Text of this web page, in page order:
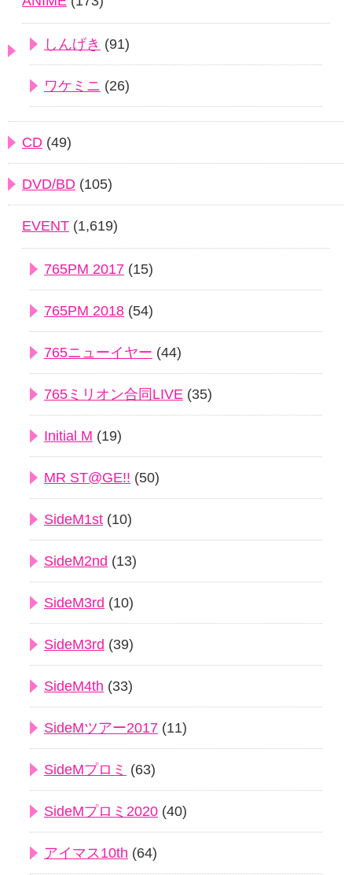
しんげき (91)
ワケミニ (26)
CD (49)
DVD/BD (105)
EVENT (1,619)
765PM 2017 (15)
765PM 2018 (54)
765ニューイヤー (44)
765ミリオン合同LIVE (35)
Initial M (19)
MR ST@GE!! (50)
SideM1st (10)
SideM2nd (13)
SideM3rd (10)
SideM3rd (39)
SideM4th (33)
SideMツアー2017 (11)
SideMプロミ (63)
SideMプロミ2020 (40)
アイマス10th (64)